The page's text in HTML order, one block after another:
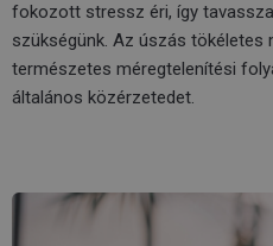
fokozott stressz éri, így
szükségünk. Az úszás tökéletes
természetes méregtelenítési
általános közérzetedet.